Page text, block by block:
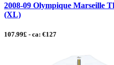
2008-09 Olympique Marseille
(XL)
107.99£ - ca: €127